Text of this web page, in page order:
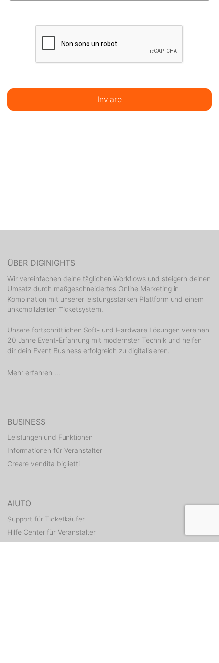
Inviare
ÜBER DIGINIGHTS
Wir vereinfachen deine täglichen Workflows und steigern deinen
Umsatz durch maßgeschneidertes Online Marketing in
Kombination mit unserer leistungsstarken Plattform und einem
unkomplizierten Ticketsystem.
Unsere fortschrittlichen Soft- und Hardware Lösungen vereinen
20 Jahre Event-Erfahrung mit modernster Technik und helfen
dir dein Event Business erfolgreich zu digitalisieren.
Mehr erfahren ...
BUSINESS
Leistungen und Funktionen
Informationen für Veranstalter
Creare vendita biglietti
AIUTO
Support für Ticketkäufer
Hilfe Center für Veranstalter